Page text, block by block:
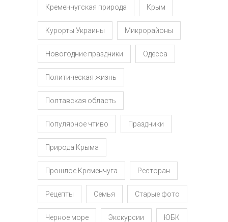
Кременчугская природа Крым
Курорты Украины Микрорайоны
Новогодние праздники Одесса
Политическая жизнь
Полтавская область
Популярное чтиво Праздники
Природа Крыма
Прошлое Кременчуга Ресторан
Рецепты Семья Старые фото
Черное море Экскурсии ЮБК